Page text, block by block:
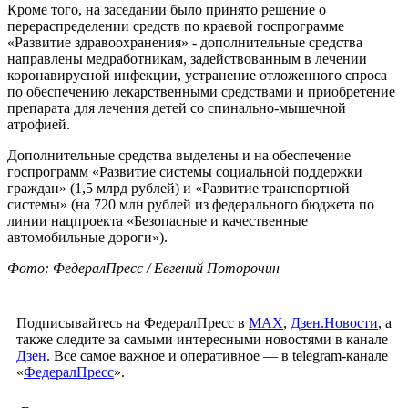
Кроме того, на заседании было принято решение о
перераспределении средств по краевой госпрограмме
«Развитие здравоохранения» - дополнительные средства
направлены медработникам, задействованным в лечении
коронавирусной инфекции, устранение отложенного спроса
по обеспечению лекарственными средствами и приобретение
препарата для лечения детей со спинально-мышечной
атрофией.
Дополнительные средства выделены и на обеспечение
госпрограмм «Развитие системы социальной поддержки
граждан» (1,5 млрд рублей) и «Развитие транспортной
системы» (на 720 млн рублей из федерального бюджета по
линии нацпроекта «Безопасные и качественные
автомобильные дороги»).
Фото: ФедералПресс / Евгений Поторочин
Подписывайтесь на ФедералПресс в МАХ, Дзен.Новости, а
также следите за самыми интересными новостями в канале
Дзен. Все самое важное и оперативное — в telegram-канале
«ФедералПресс».